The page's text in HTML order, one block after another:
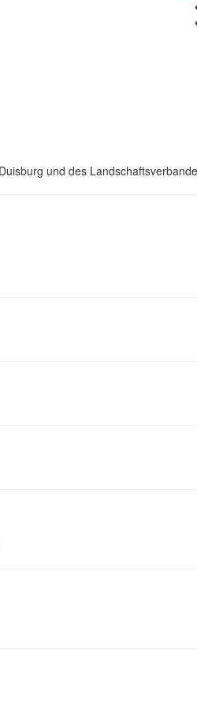
und des